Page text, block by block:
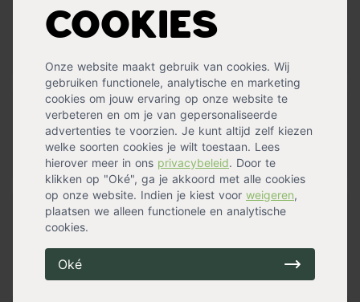
Cookies
Onze website maakt gebruik van cookies. Wij
gebruiken functionele, analytische en marketing
cookies om jouw ervaring op onze website te
verbeteren en om je van gepersonaliseerde
advertenties te voorzien. Je kunt altijd zelf kiezen
welke soorten cookies je wilt toestaan. Lees
hierover meer in ons privacybeleid. Door te
klikken op "Oké", ga je akkoord met alle cookies
op onze website. Indien je kiest voor weigeren,
plaatsen we alleen functionele en analytische
cookies.
Oké
Kaartje Beterschap Vogeltjes
op voorraad
Kaartje Gefeliciteerd!
op voorraad
1,99
Kaartje Geslaagd!
1,99